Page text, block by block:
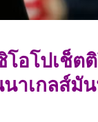
อโปเช็ต
าเกลส์มัน